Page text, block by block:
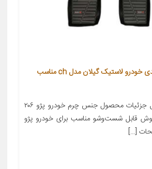
کفپوش سه بعدی خودرو لاستیک گیلان مدل ch مناسب
معرفی محصول جزئیات محصول جنس چرم خودرو پژو ۲۰۶
قابل شست‌وشو مناسب برای خودرو پژو